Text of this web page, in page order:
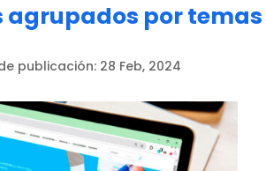
agrupados por temas
publicación: 28 Feb, 2024